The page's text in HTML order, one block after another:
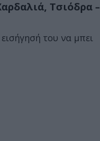
Τσιόδρα –
του να μπει